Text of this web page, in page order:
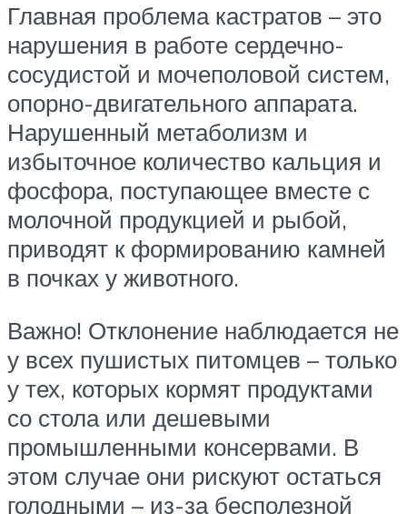
Главная проблема кастратов – это
нарушения в работе сердечно-
сосудистой и мочеполовой систем,
опорно-двигательного аппарата.
Нарушенный метаболизм и
избыточное количество кальция и
фосфора, поступающее вместе с
молочной продукцией и рыбой,
приводят к формированию камней
в почках у животного.
Важно! Отклонение наблюдается не
у всех пушистых питомцев – только
у тех, которых кормят продуктами
со стола или дешевыми
промышленными консервами. В
этом случае они рискуют остаться
голодными – из-за бесполезной